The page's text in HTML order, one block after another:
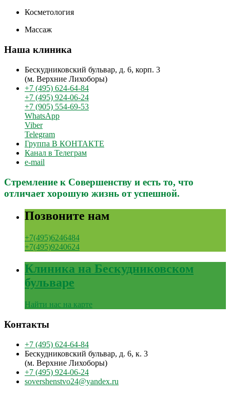
Косметология
Массаж
Наша клиника
Бескудниковский бульвар, д. 6, корп. 3
(м. Верхние Лихоборы)
+7 (495) 624-64-84
+7 (495) 924-06-24
+7 (905) 554-69-53
WhatsApp
Viber
Telegram
Группа В КОНТАКТЕ
Канал в Телеграм
e-mail
Стремление к Совершенству и есть то, что
отличает хорошую жизнь от успешной.
Позвоните нам
+7(495)6246484
+7(495)9240624
Клиника на Бескудниковском
бульваре
Найти нас на карте
Контакты
+7 (495) 624-64-84
Бескудниковский бульвар, д. 6, к. 3
(м. Верхние Лихоборы)
+7 (495) 924-06-24
sovershenstvo24@yandex.ru